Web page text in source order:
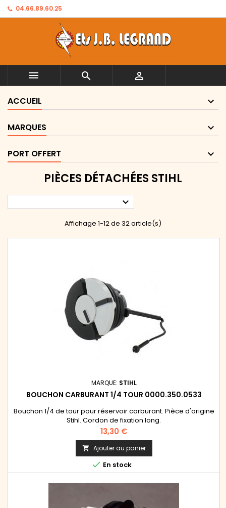
04.66.89.60.25
  
ACCUEIL
MARQUES
PORT OFFERT
PIÈCES DÉTACHÉES STIHL

Affichage 1-12 de 32 article(s)
MARQUE: STIHL
BOUCHON CARBURANT 1/4 TOUR 0000.350.0533
Bouchon 1/4 de tour pour réservoir carburant. Pièce d'origine
Stihl. Cordon de fixation long.
Prix
13,30 €
 Ajouter au panier
 En stock